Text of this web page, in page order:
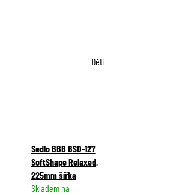
Děti
Sedlo BBB BSD-127
SoftShape Relaxed,
225mm šířka
Skladem na